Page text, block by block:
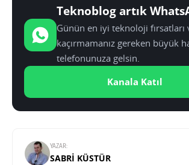
Teknoblog artık
Günün en iyi teknoloji fırsatları
kaçırmamanız gereken büyük
telefonunuza gelsin.
Kanala Katıl
YAZAR:
SABRI KÜSTÜR